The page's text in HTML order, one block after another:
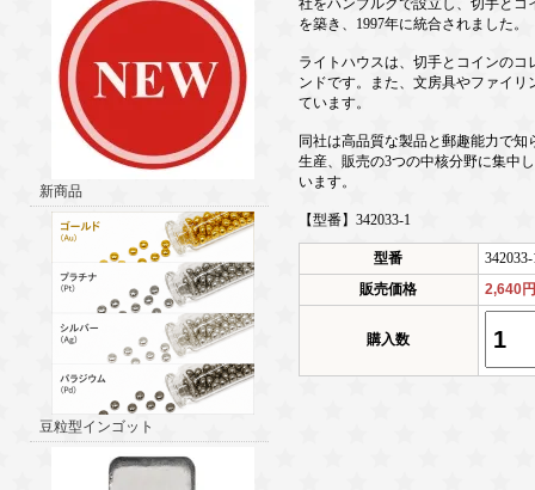
新商品
豆粒型インゴット
社をハンブルクで設立し、切手と
を築き、1997年に統合されました。
ライトハウスは、切手とコインの
ンドです。また、文房具やファイ
ています。
同社は高品質な製品と郵趣能力で
生産、販売の3つの中核分野に集中
います。
【型番】342033-1
型番
342033-
販売価格
2,640
購入数